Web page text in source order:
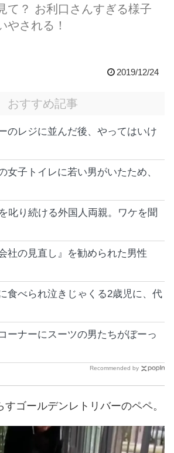
て？ お利口さんすぎる様子
やされる！
2019/12/24
おすすめ記事
のレジに並んだ後、やってはいけ
女子トイレに若い男がいたため、
叱り続ける外国人両親。ワケを聞
社の見直し』を勧められた男性
食べられ泣きじゃくる2歳児に、代
ーナーにスーツの男たちがぼーっ
Recommended by
すゴールデンレトリバーのペペ。